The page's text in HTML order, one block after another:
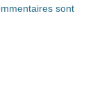
sont